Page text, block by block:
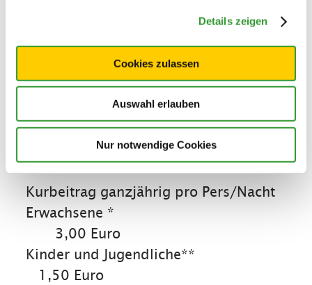
Details zeigen
Cookies zulassen
Auswahl erlauben
Nur notwendige Cookies
inklusiv Card, von Gratis-Leistungen
und Ermäßigungen auch gleich am
Anreisetag (z.B. kostenlose Auffahrt
zur Winklmoos-Alm, Teilnahme an
geführten Wanderungen usw.) Fragen
Sie bitte Ihren Vermieter bei der
Ankunft nach der inklusiv Card!
Kurbeitrag ganzjährig pro Pers/Nacht
Erwachsene *
3,00 Euro
Kinder und Jugendliche**
1,50 Euro